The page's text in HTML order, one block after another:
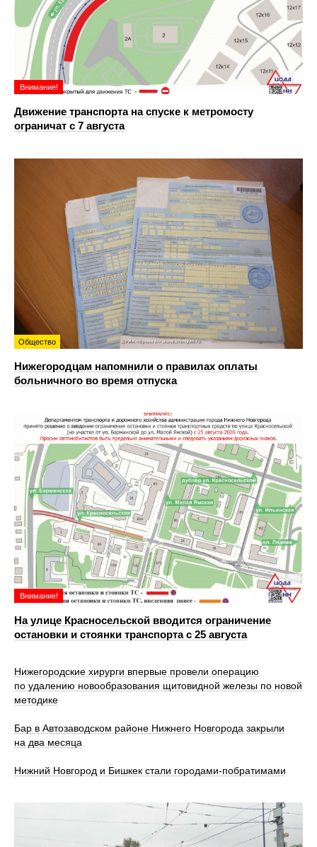
Внимание!
Движение транспорта на спуске к метромосту
ограничат с 7 августа
Общество
Нижегородцам напомнили о правилах оплаты
больничного во время отпуска
Внимание!
На улице Красносельской вводится ограничение
остановки и стоянки транспорта с 25 августа
Нижегородские хирурги впервые провели операцию
по удалению новообразования щитовидной железы по новой
методике
Бар в Автозаводском районе Нижнего Новгорода закрыли
на два месяца
Нижний Новгород и Бишкек стали городами-побратимами